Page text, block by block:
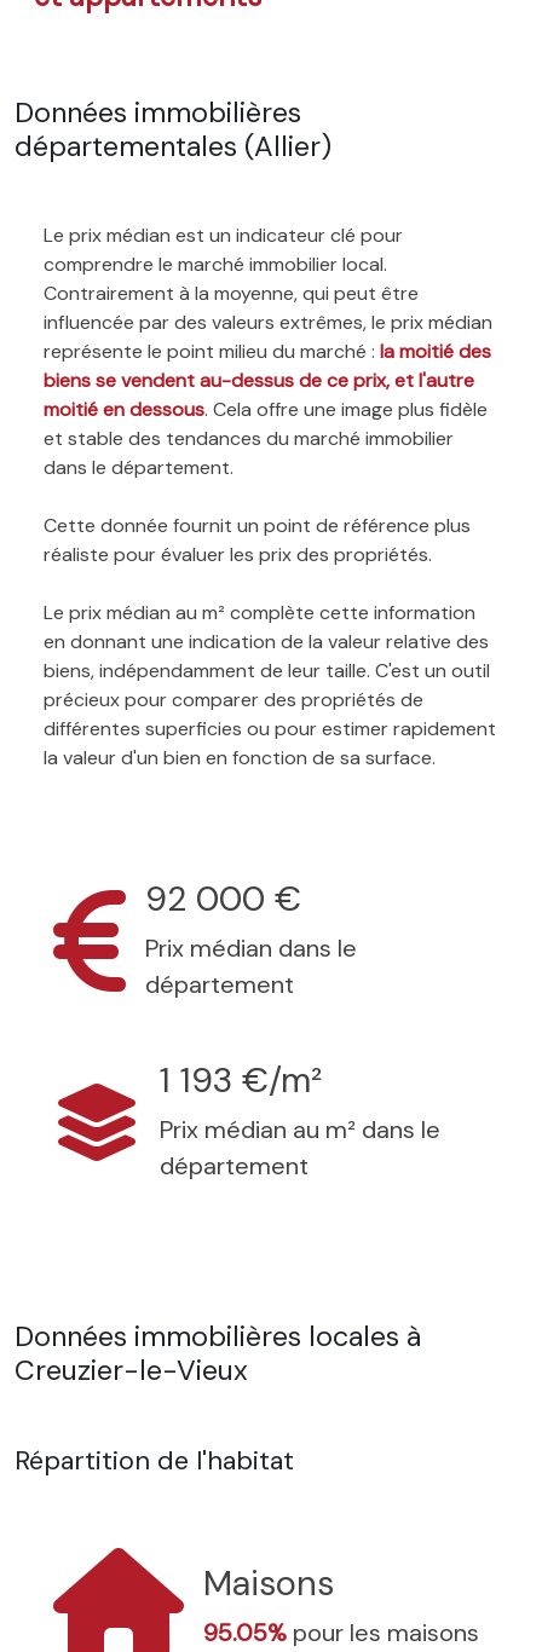
Données immobilières
départementales (Allier)
Le prix médian est un indicateur clé pour
comprendre le marché immobilier local.
Contrairement à la moyenne, qui peut être
influencée par des valeurs extrêmes, le prix médian
représente le point milieu du marché : la moitié des
biens se vendent au-dessus de ce prix, et l'autre
moitié en dessous. Cela offre une image plus fidèle
et stable des tendances du marché immobilier
dans le département.
Cette donnée fournit un point de référence plus
réaliste pour évaluer les prix des propriétés.
Le prix médian au m² complète cette information
en donnant une indication de la valeur relative des
biens, indépendamment de leur taille. C'est un outil
précieux pour comparer des propriétés de
différentes superficies ou pour estimer rapidement
la valeur d'un bien en fonction de sa surface.
92 000 €
Prix médian dans le
département
1 193 €/m²
Prix médian au m² dans le
département
Données immobilières locales à
Creuzier-le-Vieux
Répartition de l'habitat
Maisons
95.05% pour les maisons